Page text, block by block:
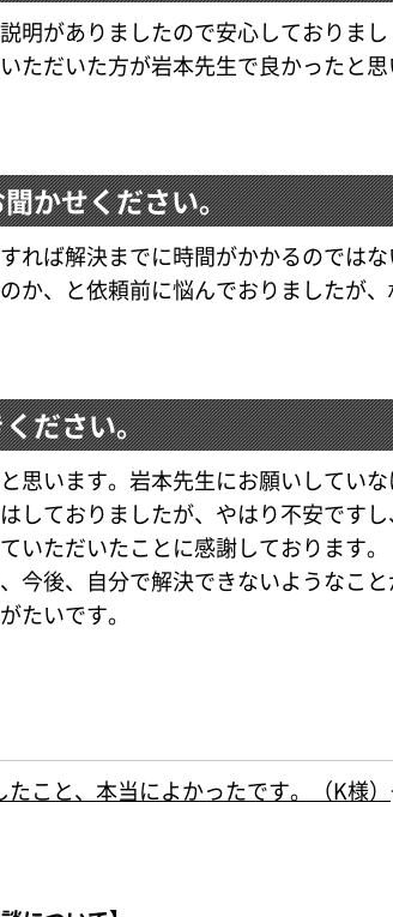
明がありましたので安心しておりまし
ただいた方が岩本先生で良かったと
かせください。
れば解決までに時間がかかるのでは
か、と依頼前に悩んでおりましたが
ださい。
思います。岩本先生にお願いしてい
しておりましたが、やはり不安です
いただいたことに感謝しております。
今後、自分で解決できないようなこ
たいです。
こと、本当によかったです。（K様）